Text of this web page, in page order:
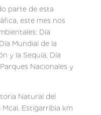
parte de esta
este mes nos
Día
Mundial de la
y la Sequía, Día
Nacionales y
Natural del
Estigarribia km